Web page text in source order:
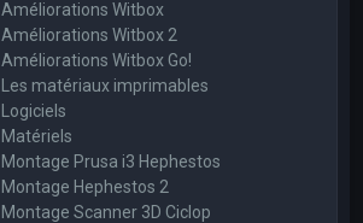
Améliorations Witbox
Améliorations Witbox 2
Améliorations Witbox Go!
Les matériaux imprimables
Logiciels
Matériels
Montage Prusa i3 Hephestos
Montage Hephestos 2
Montage Scanner 3D Ciclop